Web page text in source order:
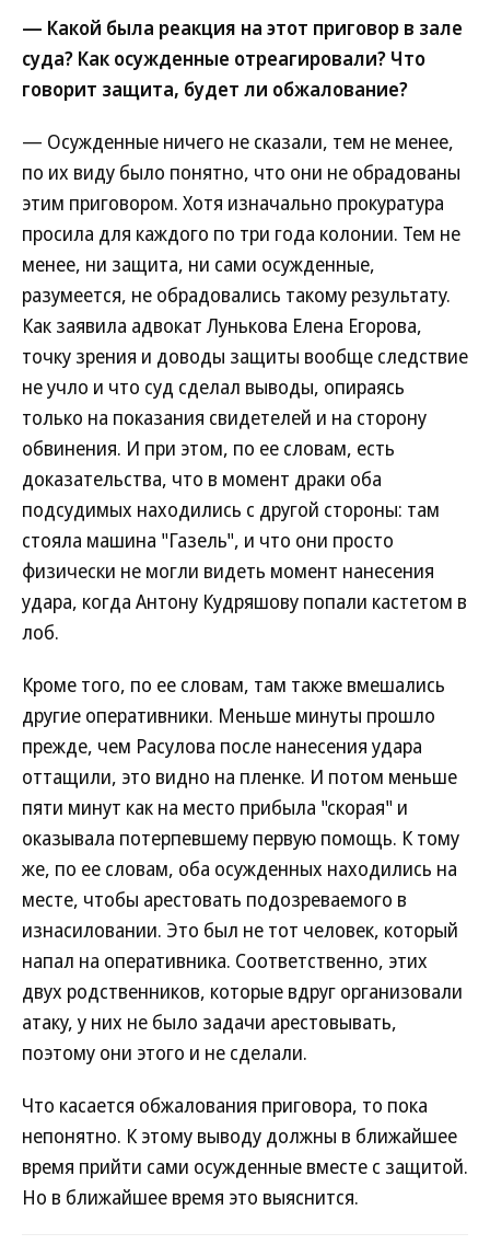
— Какой была реакция на этот приговор в зале
суда? Как осужденные отреагировали? Что
говорит защита, будет ли обжалование?
— Осужденные ничего не сказали, тем не менее,
по их виду было понятно, что они не обрадованы
этим приговором. Хотя изначально прокуратура
просила для каждого по три года колонии. Тем не
менее, ни защита, ни сами осужденные,
разумеется, не обрадовались такому результату.
Как заявила адвокат Лунькова Елена Егорова,
точку зрения и доводы защиты вообще следствие
не учло и что суд сделал выводы, опираясь
только на показания свидетелей и на сторону
обвинения. И при этом, по ее словам, есть
доказательства, что в момент драки оба
подсудимых находились с другой стороны: там
стояла машина "Газель", и что они просто
физически не могли видеть момент нанесения
удара, когда Антону Кудряшову попали кастетом в
лоб.
Кроме того, по ее словам, там также вмешались
другие оперативники. Меньше минуты прошло
прежде, чем Расулова после нанесения удара
оттащили, это видно на пленке. И потом меньше
пяти минут как на место прибыла "скорая" и
оказывала потерпевшему первую помощь. К тому
же, по ее словам, оба осужденных находились на
месте, чтобы арестовать подозреваемого в
изнасиловании. Это был не тот человек, который
напал на оперативника. Соответственно, этих
двух родственников, которые вдруг организовали
атаку, у них не было задачи арестовывать,
поэтому они этого и не сделали.
Что касается обжалования приговора, то пока
непонятно. К этому выводу должны в ближайшее
время прийти сами осужденные вместе с защитой.
Но в ближайшее время это выяснится.